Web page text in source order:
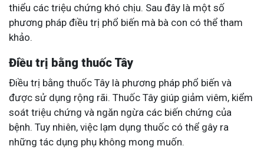
thiểu các triệu chứng khó chịu. Sau đây là một số
phương pháp điều trị phổ biến mà bà con có thể tham
khảo.
Điều trị bằng thuốc Tây
Điều trị bằng thuốc Tây là phương pháp phổ biến và
được sử dụng rộng rãi. Thuốc Tây giúp giảm viêm, kiểm
soát triệu chứng và ngăn ngừa các biến chứng của
bệnh. Tuy nhiên, việc lạm dụng thuốc có thể gây ra
những tác dụng phụ không mong muốn.